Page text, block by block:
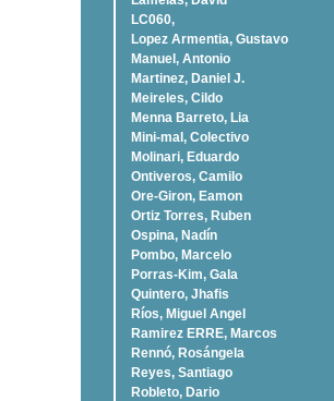
LC060,
Lopez Armentia, Gustavo
Manuel, Antonio
Martinez, Daniel J.
Meireles, Cildo
Menna Barreto, Lia
Mini-mal, Colectivo
Molinari, Eduardo
Ontiveros, Camilo
Ore-Giron, Eamon
Ortiz Torres, Ruben
Ospina, Nadí­n
Pombo, Marcelo
Porras-Kim, Gala
Quintero, Jhafis
Rí­os, Miguel Angel
Ramirez ERRE, Marcos
Rennó, Rosángela
Reyes, Santiago
Robleto, Dario